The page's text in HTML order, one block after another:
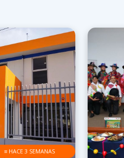
≡ HACE 3 SEMANAS